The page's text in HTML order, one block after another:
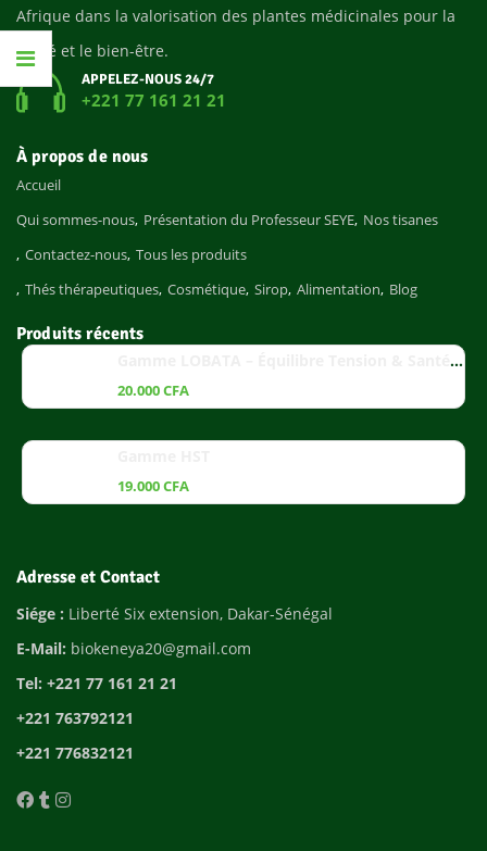
Afrique dans la valorisation des plantes médicinales pour la
santé et le bien-être.
APPELEZ-NOUS 24/7
+221 77 161 21 21
À propos de nous
Accueil
Qui sommes-nous Présentation du Professeur SEYE Nos tisanes
Contactez-nous Tous les produits
Thés thérapeutiques Cosmétique Sirop Alimentation Blog
Produits récents
Gamme LOBATA – Équilibre Tension & Santé Cardiaque
20.000CFA
19.000CFA
Adresse et Contact
Siége : Liberté Six extension, Dakar-Sénégal
E-Mail: biokeneya20@gmail.com
Tel: +221 77 161 21 21
+221 763792121
+221 776832121